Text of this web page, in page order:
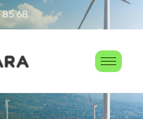
85 68